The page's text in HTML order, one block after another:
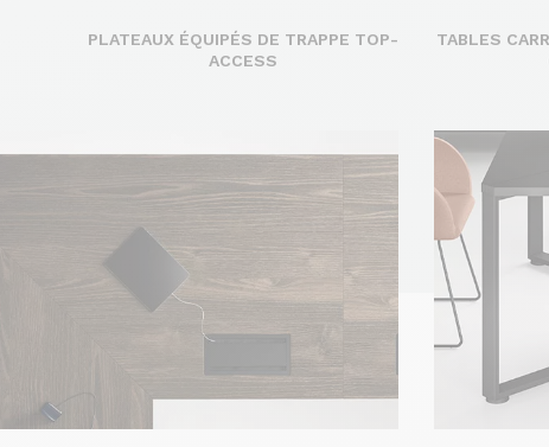
PLATEAUX ÉQUIPÉS DE TRAPPE TOP-
ACCESS
TABLES